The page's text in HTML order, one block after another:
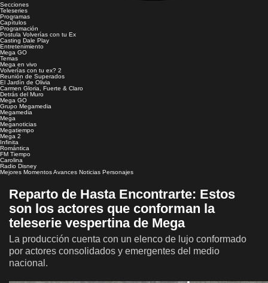
Secciones
Teleseries
Programas
Capítulos
Programación
Postula Volverías con tu Ex
Casting Dale Play
Entretenimiento
Mega GO
Temas
Mega en vivo
Volverías con tu ex? 2
Reunión de Superados
El Jardín de Olivia
Carmen Gloria, Fuerte & Claro
Detrás del Muro
Mega GO
Grupo Megamedia
Megamedia
Mega
Meganoticias
Megatiempo
Mega 2
Infinita
Romántica
FM Tiempo
Carolina
Radio Disney
Mejores MomentosAvances Noticias Personajes
Reparto de Hasta Encontrarte: Estos
son los actores que conforman la
teleserie vespertina de Mega
La producción cuenta con un elenco de lujo conformado
por actores consolidados y emergentes del medio
nacional.